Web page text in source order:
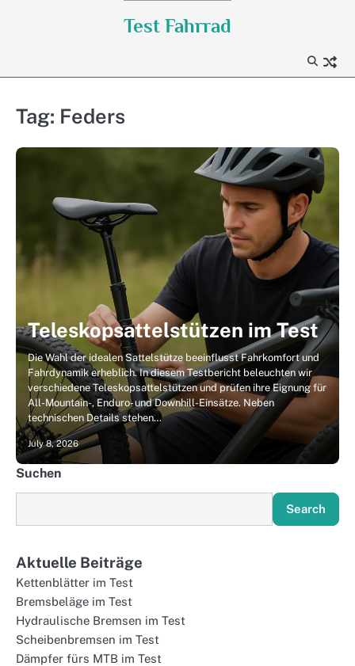
Test Fahrrad
Tag: Feders
Teleskopsattelstützen im Test
Die Wahl der idealen Sattelstütze beeinflusst Fahrkomfort und
Fahrdynamik erheblich. In diesem Testbericht beleuchten wir
verschiedene Teleskopsattelstützen und prüfen ihre Eignung für
All-Mountain-, Enduro- und Downhill-Einsätze. Neben
technischen Details stehen…
July 8, 2026
Suchen
Search
Aktuelle Beiträge
Kettenblätter im Test
Bremsbeläge im Test
Hydraulische Bremsen im Test
Scheibenbremsen im Test
Dämpfer fürs MTB im Test